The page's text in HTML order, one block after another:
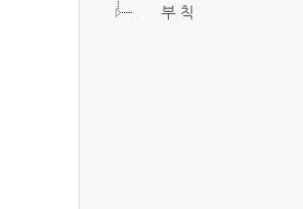
부 칙